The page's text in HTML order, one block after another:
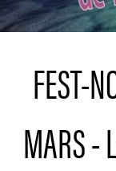
FEST-
MARS -